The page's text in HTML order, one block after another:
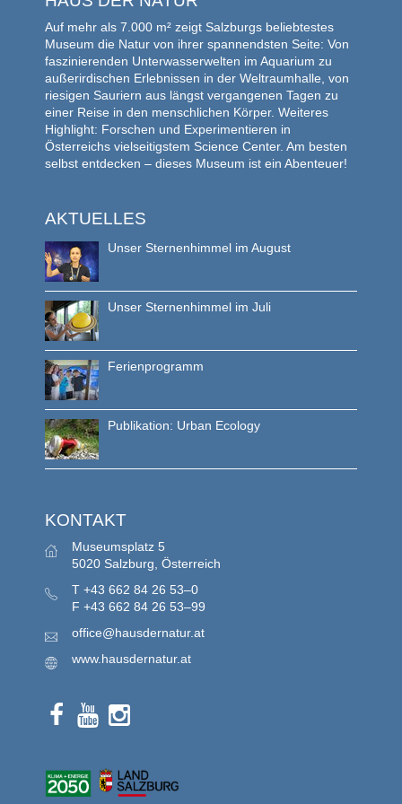
Auf mehr als 7.000 m² zeigt Salzburgs beliebtestes
Museum die Natur von ihrer spannendsten Seite: Von
faszinierenden Unterwasserwelten im Aquarium zu
außerirdischen Erlebnissen in der Weltraumhalle, von
riesigen Sauriern aus längst vergangenen Tagen zu
einer Reise in den menschlichen Körper. Weiteres
Highlight: Forschen und Experimentieren in
Österreichs vielseitigstem Science Center. Am besten
selbst entdecken – dieses Museum ist ein Abenteuer!
AKTUELLES
Unser Sternenhimmel im August
Unser Sternenhimmel im Juli
Ferienprogramm
Publikation: Urban Ecology
KONTAKT
Museumsplatz 5
5020 Salzburg, Österreich
T +43 662 84 26 53–0
F +43 662 84 26 53–99
office@hausdernatur.at
www.hausdernatur.at